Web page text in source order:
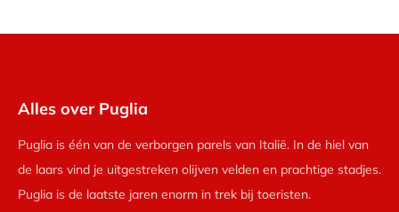
Alles over Puglia
Puglia is één van de verborgen parels van Italië. In de hiel van
de laars vind je uitgestreken olijven velden en prachtige stadjes.
Puglia is de laatste jaren enorm in trek bij toeristen.